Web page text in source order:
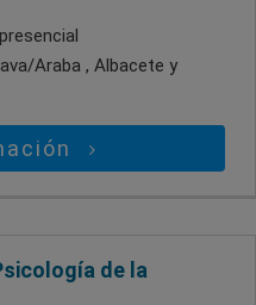
Araba , Albacete y
de la